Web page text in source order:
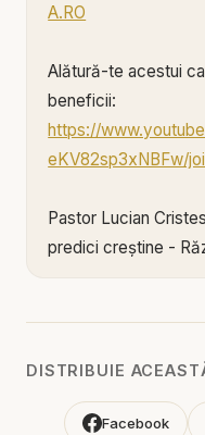
A.RO
Alătură-te acestui
beneficii:
https://
eKV82sp3xNBFw/
Pastor Lucian
predici creștine -
religioasă, dar
păcat. Este
DISTRIBUIE
Facebook